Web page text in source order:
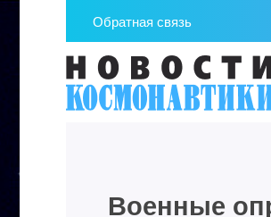
Обратная связь
Военные